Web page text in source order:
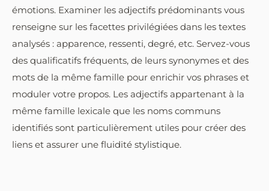
émotions. Examiner les adjectifs prédominants vous
renseigne sur les facettes privilégiées dans les textes
analysés : apparence, ressenti, degré, etc. Servez-vous
des qualificatifs fréquents, de leurs synonymes et des
mots de la même famille pour enrichir vos phrases et
moduler votre propos. Les adjectifs appartenant à la
même famille lexicale que les noms communs
identifiés sont particulièrement utiles pour créer des
liens et assurer une fluidité stylistique.